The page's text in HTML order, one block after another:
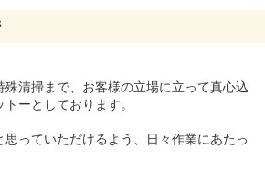
殊清掃まで、お客様の立場に立って真心込
ーとしております。
っていただけるよう、日々作業にあたっ